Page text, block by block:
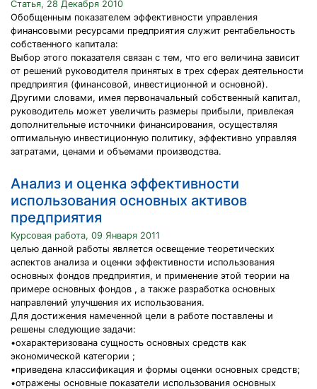
Статья, 28 Декабря 2010
Обобщенным показателем эффективности управления
финансовыми ресурсами предприятия служит рентабельность
собственного капитала:
Выбор этого показателя связан с тем, что его величина зависит
от решений руководителя принятых в трех сферах деятельности
предприятия (финансовой, инвестиционной и основной).
Другими словами, имея первоначальный собственный капитал,
руководитель может увеличить размеры прибыли, привлекая
дополнительные источники финансирования, осуществляя
оптимальную инвестиционную политику, эффективно управляя
затратами, ценами и объемами производства.
Анализ и оценка эффективности
использования основных активов
предприятия
Курсовая работа, 09 Января 2011
целью данной работы является освещение теоретических
аспектов анализа и оценки эффективности использования
основных фондов предприятия, и применение этой теории на
примере основных фондов , а также разработка основных
направлений улучшения их использования.
Для достижения намеченной цели в работе поставлены и
решены следующие задачи:
•охарактеризована сущность основных средств как
экономической категории ;
•приведена классификация и формы оценки основных средств;
•отражены основные показатели использования основных